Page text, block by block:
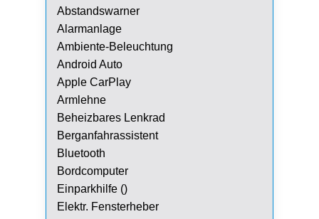
Abstandswarner
Alarmanlage
Ambiente-Beleuchtung
Android Auto
Apple CarPlay
Armlehne
Beheizbares Lenkrad
Berganfahrassistent
Bluetooth
Bordcomputer
Einparkhilfe ()
Elektr. Fensterheber